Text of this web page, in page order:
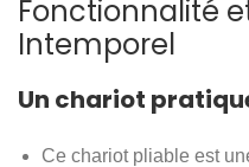
Fonctionnalité
Intemporel
Un chariot
Ce chariot pliable est